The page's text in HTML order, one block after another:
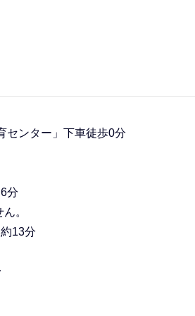
センター」下車徒歩0分
分
。
13分